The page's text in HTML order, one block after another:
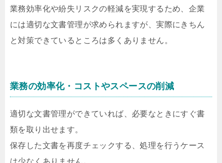
業務効率化や紛失リスクの軽減を実現するため、企業
には適切な文書管理が求められますが、実際にきちん
と対策できているところは多くありません。
業務の効率化・コストやスペースの削減
適切な文書管理ができていれば、必要なときにすぐ書
類を取り出せます。
保存した文書を再度チェックする、処理を行うケース
は少なくありません。